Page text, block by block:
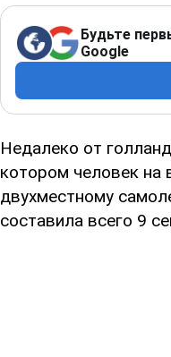
Будьте
Google
Недалеко от
котором человек на
двухместному
составила всего 9